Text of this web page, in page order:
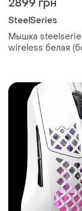
2899 грн
SteelSeries
Мышка
wireless белая